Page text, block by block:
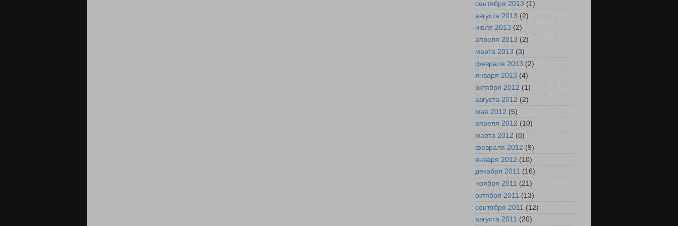
сентября 2013 (1)
августа 2013 (2)
июля 2013 (2)
апреля 2013 (2)
марта 2013 (3)
февраля 2013 (2)
января 2013 (4)
октября 2012 (1)
августа 2012 (2)
мая 2012 (5)
апреля 2012 (10)
марта 2012 (8)
февраля 2012 (9)
января 2012 (10)
декабря 2011 (16)
ноября 2011 (21)
октября 2011 (13)
сентября 2011 (12)
августа 2011 (20)